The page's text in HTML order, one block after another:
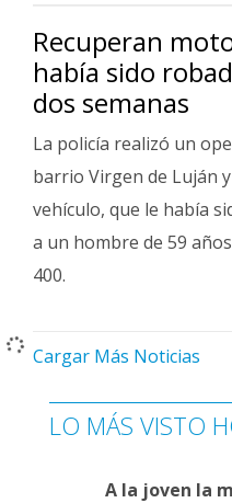
Recuperan
había sido
dos semanas
La policía realizó un
barrio Virgen de Luján
vehículo, que le había
a un hombre de 59
400.
Cargar Más Noticias
LO MÁS VISTO
A la joven la